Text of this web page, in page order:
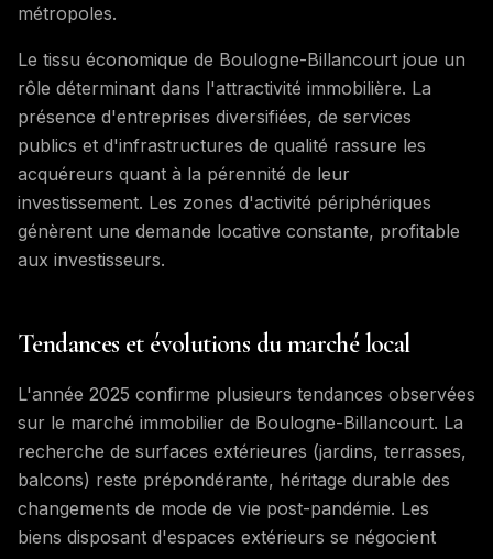
métropoles.
Le tissu économique de Boulogne-Billancourt joue un
rôle déterminant dans l'attractivité immobilière. La
présence d'entreprises diversifiées, de services
publics et d'infrastructures de qualité rassure les
acquéreurs quant à la pérennité de leur
investissement. Les zones d'activité périphériques
génèrent une demande locative constante, profitable
aux investisseurs.
Tendances et évolutions du marché local
L'année 2025 confirme plusieurs tendances observées
sur le marché immobilier de Boulogne-Billancourt. La
recherche de surfaces extérieures (jardins, terrasses,
balcons) reste prépondérante, héritage durable des
changements de mode de vie post-pandémie. Les
biens disposant d'espaces extérieurs se négocient